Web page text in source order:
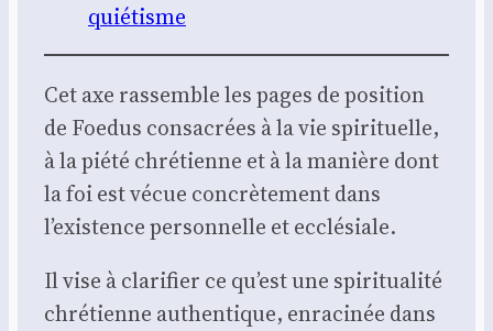
quié­tisme
Cet axe ras­semble les pages de posi­tion
de Foe­dus consa­crées à la vie spi­ri­tuelle,
à la pié­té chré­tienne et à la manière dont
la foi est vécue concrè­te­ment dans
l’existence per­son­nelle et ecclé­siale.
Il vise à cla­ri­fier ce qu’est une spi­ri­tua­li­té
chré­tienne authen­tique, enra­ci­née dans